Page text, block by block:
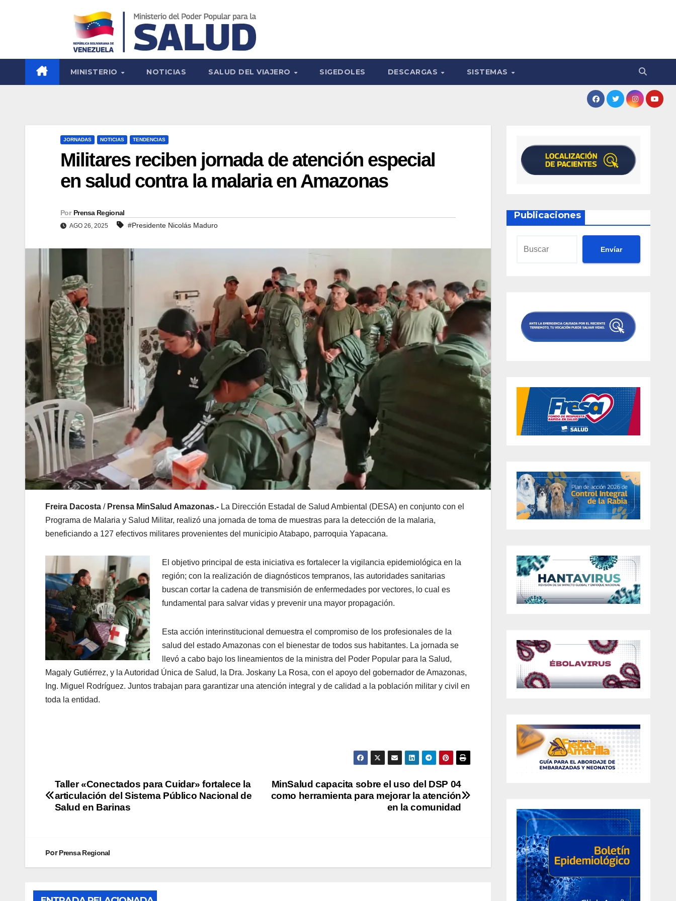
MINISTERIO NOTICIAS SALUD DEL VIAJERO SIGEDOLES DESCARGAS SISTEMAS
JORNADAS NOTICIAS TENDENCIAS
Militares reciben jornada de atención especial
en salud contra la malaria en Amazonas
Por Prensa Regional
AGO 26, 2025 #Presidente Nicolás Maduro
Freira Dacosta / Prensa MinSalud Amazonas.- La Dirección Estadal de Salud Ambiental (DESA) en conjunto con el
Programa de Malaria y Salud Militar, realizó una jornada de toma de muestras para la detección de la malaria,
beneficiando a 127 efectivos militares provenientes del municipio Atabapo, parroquia Yapacana.
El objetivo principal de esta iniciativa es fortalecer la vigilancia epidemiológica en la
región; con la realización de diagnósticos tempranos, las autoridades sanitarias
buscan cortar la cadena de transmisión de enfermedades por vectores, lo cual es
fundamental para salvar vidas y prevenir una mayor propagación.
Esta acción interinstitucional demuestra el compromiso de los profesionales de la
salud del estado Amazonas con el bienestar de todos sus habitantes. La jornada se
llevó a cabo bajo los lineamientos de la ministra del Poder Popular para la Salud,
Magaly Gutiérrez, y la Autoridad Única de Salud, la Dra. Joskany La Rosa, con el apoyo del gobernador de Amazonas,
Ing. Miguel Rodríguez. Juntos trabajan para garantizar una atención integral y de calidad a la población militar y civil en
toda la entidad.
MinSalud capacita sobre el uso del DSP 04
como herramienta para mejorar la atención
en la comunidad
Taller «Conectados para Cuidar» fortalece la
articulación del Sistema Público Nacional de
Salud en Barinas
PorPrensa Regional
Publicaciones
Envíar